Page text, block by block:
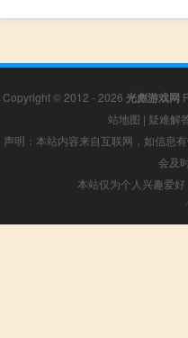
Copyright © 2012 - 2026 光彪游戏网
站地图 | 疑难解
声明：本站内容来自互联网，如信息
会及
本站仅为个人兴趣爱